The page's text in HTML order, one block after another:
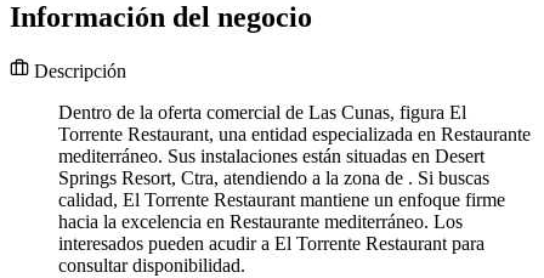
Información del negocio
Descripción
Dentro de la oferta comercial de Las Cunas, figura El
Torrente Restaurant, una entidad especializada en Restaurante
mediterráneo. Sus instalaciones están situadas en Desert
Springs Resort, Ctra, atendiendo a la zona de . Si buscas
calidad, El Torrente Restaurant mantiene un enfoque firme
hacia la excelencia en Restaurante mediterráneo. Los
interesados pueden acudir a El Torrente Restaurant para
consultar disponibilidad.